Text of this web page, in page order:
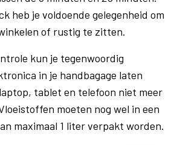
heb je voldoende gelegenheid om
of rustig te zitten.
kun je tegenwoordig
in je handbagage laten
tablet en telefoon niet meer
moeten nog wel in een
maximaal 1 liter verpakt worden.